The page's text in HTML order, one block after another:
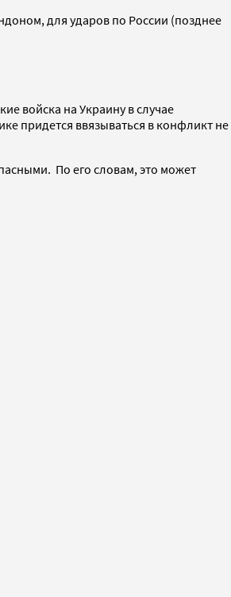
для ударов по России (позднее
войска на Украину в случае
придется ввязываться в конфликт не
По его словам, это может